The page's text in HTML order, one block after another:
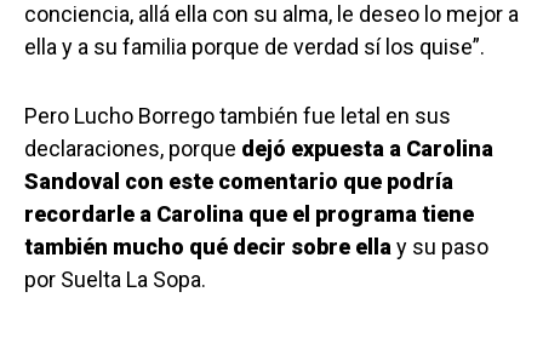
conciencia, allá ella con su alma, le deseo lo mejor a
ella y a su familia porque de verdad sí los quise”.
Pero Lucho Borrego también fue letal en sus
declaraciones, porque dejó expuesta a Carolina
Sandoval con este comentario que podría
recordarle a Carolina que el programa tiene
también mucho qué decir sobre ellay su paso
por Suelta La Sopa.